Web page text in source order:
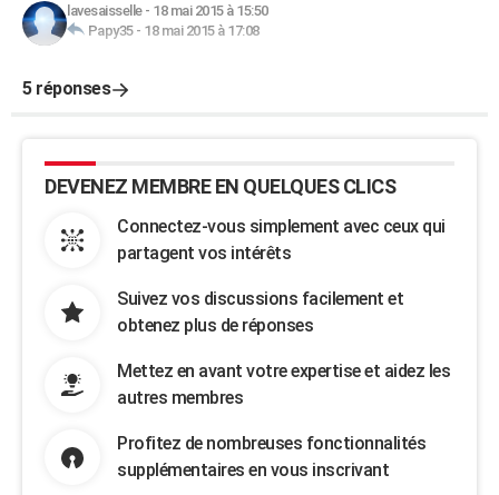
lavesaisselle- 18 mai 2015 à 15:50
Papy35- 18 mai 2015 à 17:08
5 réponses
DEVENEZ MEMBRE EN QUELQUES CLICS
Connectez-vous simplement avec ceux qui
partagent vos intérêts
Suivez vos discussions facilement et
obtenez plus de réponses
Mettez en avant votre expertise et aidez les
autres membres
Profitez de nombreuses fonctionnalités
supplémentaires en vous inscrivant